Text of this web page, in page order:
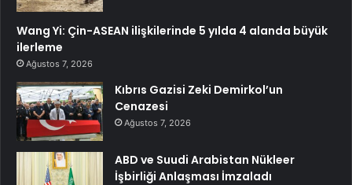
Wang Yi: Çin-ASEAN ilişkilerinde 5 yılda 4 alanda büyük
ilerleme
Ağustos 7, 2026
Kıbrıs Gazisi Zeki Demirkol’un
Cenazesi
Ağustos 7, 2026
ABD ve Suudi Arabistan Nükleer
İşbirliği Anlaşması İmzaladı